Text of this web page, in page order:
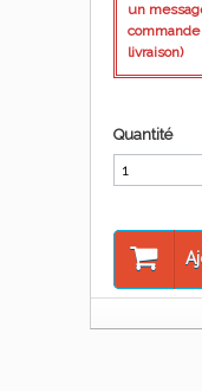
un
livraison)
Quantité